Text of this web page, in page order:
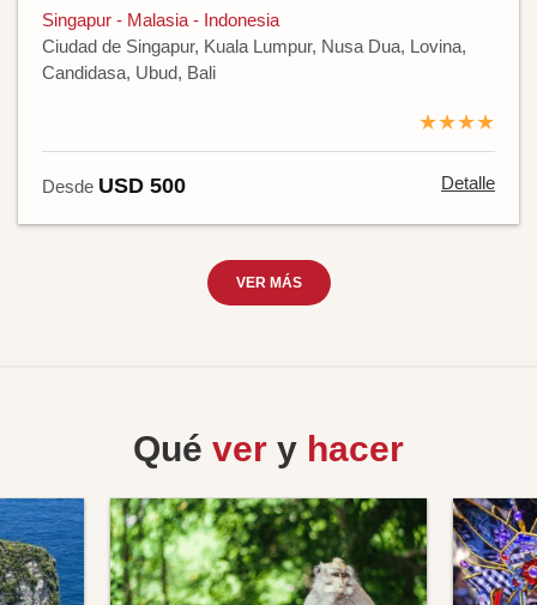
Singapur - Malasia - Indonesia
Ciudad de Singapur, Kuala Lumpur, Nusa Dua, Lovina,
Candidasa, Ubud, Bali
★★★★
Desde USD 500 Detalle
VER MÁS
Qué ver y hacer